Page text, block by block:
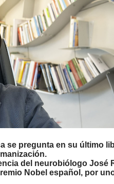
se pregunta en su último
del neurobiólogo José
Nobel español, por